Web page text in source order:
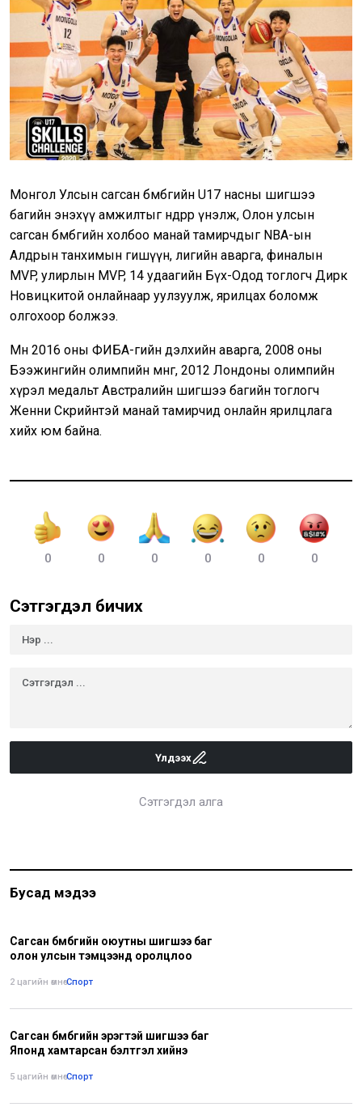
Монгол Улсын сагсан бөмбөгийн U17 насны шигшээ
багийн энэхүү амжилтыг өндрөөр үнэлж, Олон улсын
сагсан бөмбөгийн холбоо манай тамирчдыг NBA-ын
Алдрын танхимын гишүүн, лигийн аварга, финалын
MVP, улирлын MVP, 14 удаагийн Бүх-Одод тоглогч Дирк
Новицкитой онлайнаар уулзуулж, ярилцах боломж
олгохоор болжээ.
Мөн 2016 оны ФИБА-гийн дэлхийн аварга, 2008 оны
Бээжингийн олимпийн мөнгө, 2012 Лондоны олимпийн
хүрэл медальт Австралийн шигшээ багийн тоглогч
Женни Скрийнтэй манай тамирчид онлайн ярилцлага
хийх юм байна.
0 0 0 0 0 0
Сэтгэгдэл бичих
Үлдээх
Сэтгэгдэл алга
Бусад мэдээ
Сагсан бөмбөгийн оюутны шигшээ баг
олон улсын тэмцээнд оролцлоо
2 цагийн өмнө•Спорт
Сагсан бөмбөгийн эрэгтэй шигшээ баг
Японд хамтарсан бэлтгэл хийнэ
5 цагийн өмнө•Спорт